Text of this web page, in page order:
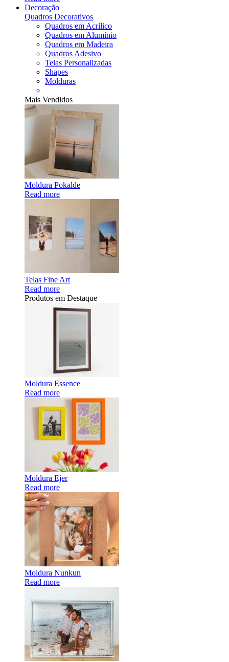
Decoração
Quadros Decorativos
Quadros em Acrílico
Quadros em Alumínio
Quadros em Madeira
Quadros Adesivo
Telas Personalizadas
Shapes
Molduras
Mais Vendidos
Moldura Pokalde
Read more
Telas Fine Art
Read more
Produtos em Destaque
Moldura Essence
Read more
Moldura Ejer
Read more
Moldura Nunkun
Read more